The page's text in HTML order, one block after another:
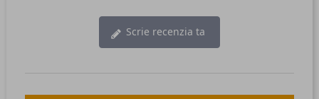
Scrie recenzia ta